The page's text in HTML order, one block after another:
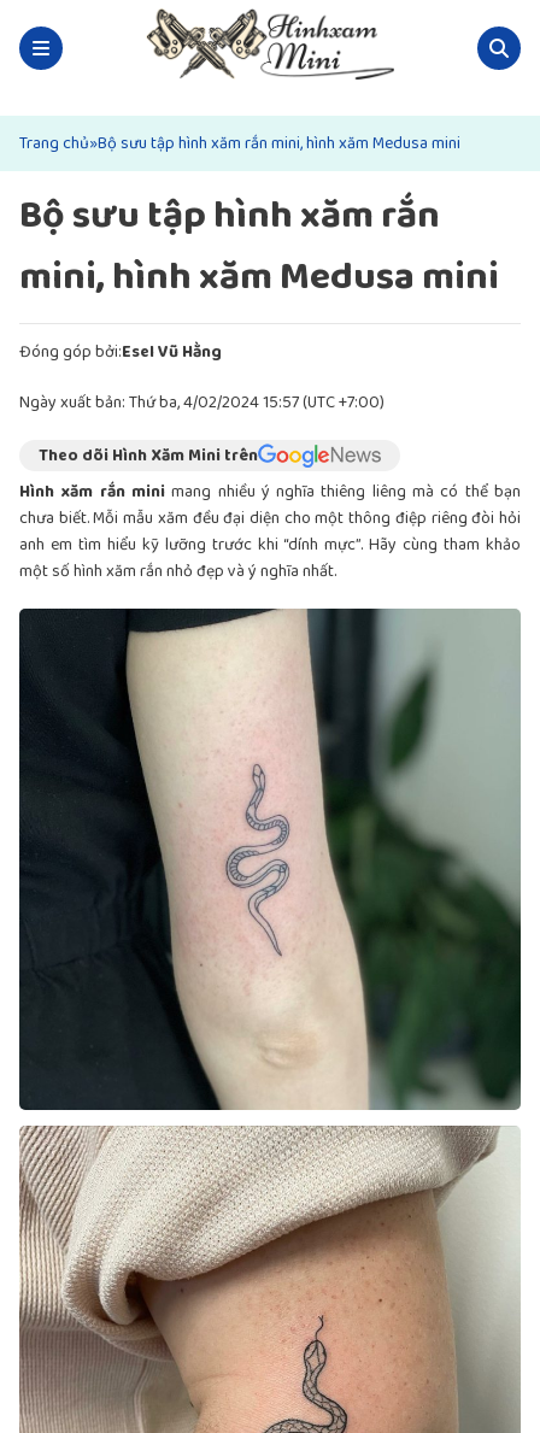
Trang chủ»Bộ sưu tập hình xăm rắn mini, hình xăm Medusa mini
Bộ sưu tập hình xăm rắn
mini, hình xăm Medusa mini
Đóng góp bởi:Esel Vũ Hằng
Ngày xuất bản: Thứ ba, 4/02/2024 15:57 (UTC +7:00)
Theo dõi Hình Xăm Mini trên
Hình xăm rắn minimang nhiều ý nghĩa thiêng liêng mà có thể bạn
chưa biết. Mỗi mẫu xăm đều đại diện cho một thông điệp riêng đòi hỏi
anh em tìm hiểu kỹ lưỡng trước khi “dính mực”. Hãy cùng tham khảo
một số hình xăm rắn nhỏ đẹp và ý nghĩa nhất.